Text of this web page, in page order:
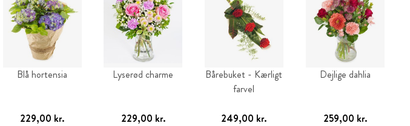
Blå hortensia
229,00 kr.
Lyserød charme
229,00 kr.
Bårebuket - Kærligt
farvel
249,00 kr.
Dejlige dahlia
259,00 kr.